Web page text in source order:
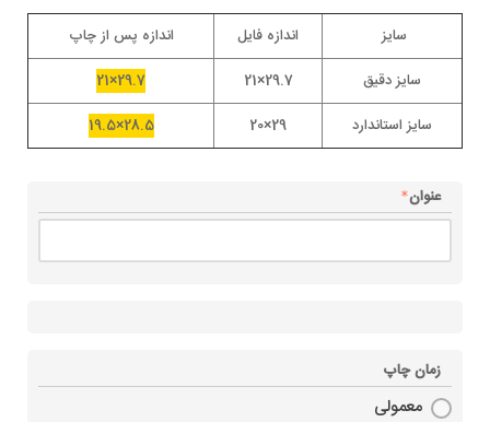
سایز اندازه فایل
اندازه پس از چاپ
سایز دقیق
29.7×21
29.7×21
سایز استاندارد
29×20
28.5×19.5
عنوان
زمان چاپ
معمولی